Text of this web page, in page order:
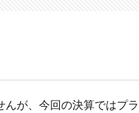
が、今回の決算ではプ